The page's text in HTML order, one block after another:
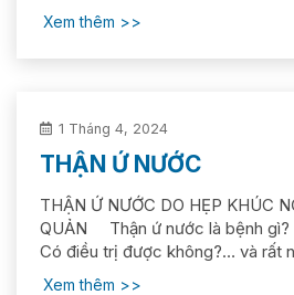
phát hiện và điều trị sớm. 1. Hẹp
bao qui đầu là tình trạng da bao
Xem thêm
THẬN Ứ NƯỚC
1 Tháng 4, 2024
THẬN Ứ NƯỚC DO HẸP KHÚC
QUẢN Thận ứ nước là bệnh gì?
Có điều trị được không?… và rất
phụ huynh những bệnh nhi này
Xem thêm